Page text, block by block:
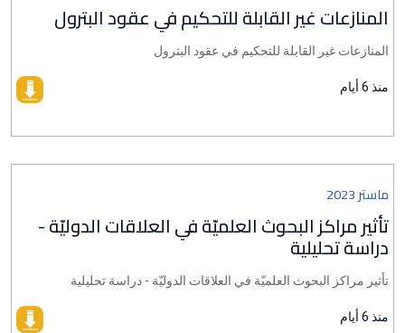
المنازعات غير القابلة للتحكيم في عقود البترول
المنازعات غير القابلة للتحكيم في عقود البترول
منذ 6 أيام
ماستر 2023
تأثير مراكز البحوث العلميّة في العلاقات الدوليّة -
دراسة تحليلية
تأثير مراكز البحوث العلميّة في العلاقات الدوليّة - دراسة تحليلية
منذ 6 أيام